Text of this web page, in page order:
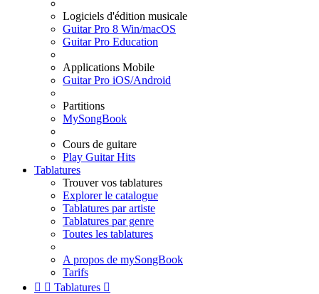
Logiciels d'édition musicale
Guitar Pro 8 Win/macOS
Guitar Pro Education
Applications Mobile
Guitar Pro iOS/Android
Partitions
MySongBook
Cours de guitare
Play Guitar Hits
Tablatures
Trouver vos tablatures
Explorer le catalogue
Tablatures par artiste
Tablatures par genre
Toutes les tablatures
A propos de mySongBook
Tarifs
  Tablatures 